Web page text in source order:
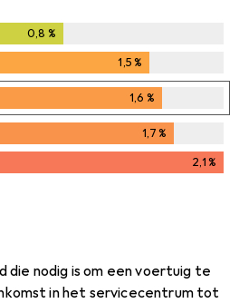
0,8 %
1,5%
1,6 %
1,7%
2,1%
die nodig is om een voertuig te
in het servicecentrum tot